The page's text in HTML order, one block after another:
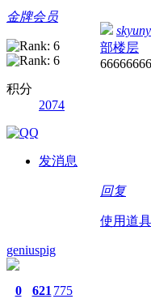
金牌会员
积分
2074
发消息
skyuny
部楼层
回复
使用道具
geniuspig
0 621 775